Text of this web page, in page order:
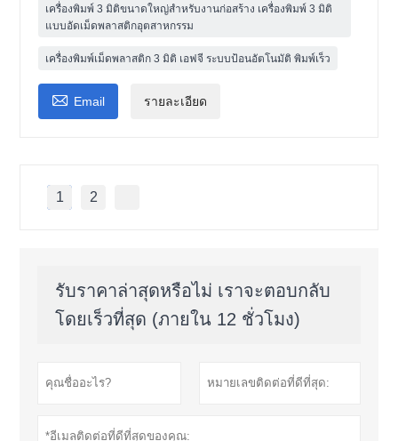
เครื่องพิมพ์ 3 มิติขนาดใหญ่สำหรับงานก่อสร้าง เครื่องพิมพ์ 3 มิติ
แบบอัดเม็ดพลาสติกอุตสาหกรรม
เครื่องพิมพ์เม็ดพลาสติก 3 มิติ เอฟจี ระบบป้อนอัตโนมัติ พิมพ์เร็ว
 Email รายละเอียด
1 2
รับราคาล่าสุดหรือไม่ เราจะตอบกลับ
โดยเร็วที่สุด (ภายใน 12 ชั่วโมง)